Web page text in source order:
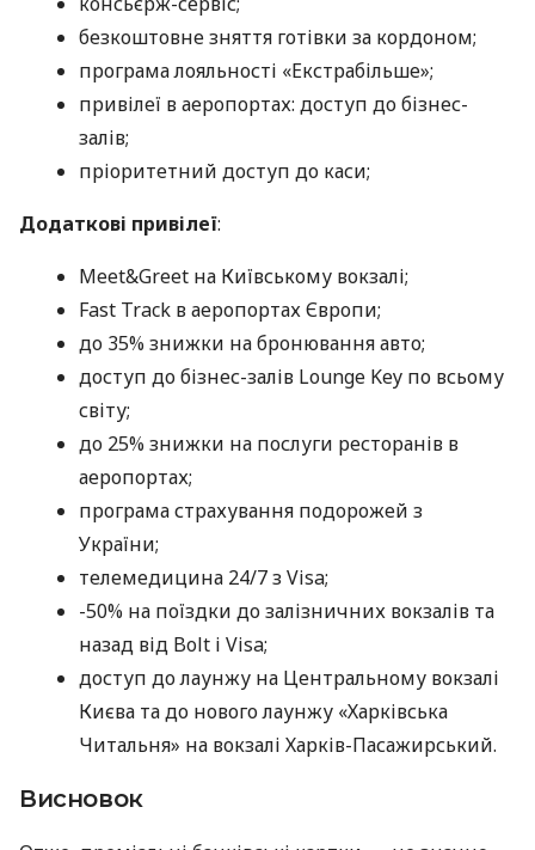
безкоштовне зняття готівки за кордоном;
програма лояльності «Екстрабільше»;
привілеї в аеропортах: доступ до бізнес-
залів;
пріоритетний доступ до каси;
Додаткові привілеї:
Meet&Greet на Київському вокзалі;
Fast Track в аеропортах Європи;
до 35% знижки на бронювання авто;
доступ до бізнес-залів Lounge Key по всьому
світу;
до 25% знижки на послуги ресторанів в
аеропортах;
програма страхування подорожей з
України;
телемедицина 24/7 з Visa;
-50% на поїздки до залізничних вокзалів та
назад від Bolt і Visa;
доступ до лаунжу на Центральному вокзалі
Києва та до нового лаунжу «Харківська
Читальня» на вокзалі Харків-Пасажирський.
Висновок